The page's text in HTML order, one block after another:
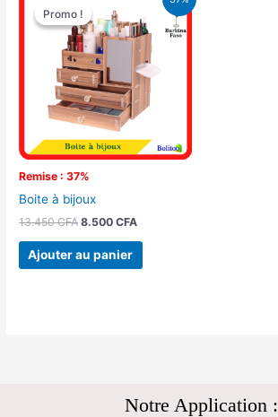
Promo !
Remise : 37%
Promo !
Boite à bijoux
13.450CFA
prix
initial
était :
13.450 CFA.
8.500CFA
actuel
est :
8.500 CFA.
Ajouter au panier
Notre Application :